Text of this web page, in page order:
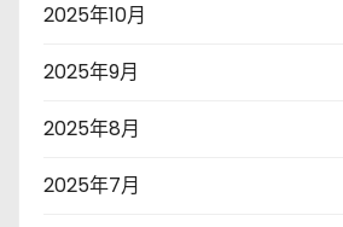
2025年10月
2025年9月
2025年8月
2025年7月